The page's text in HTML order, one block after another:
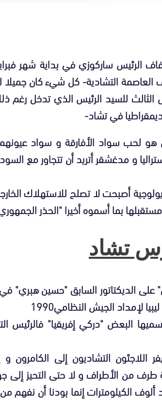
الرئيس ساركوزي في بداية شهر
التشادية- كل شيء كان جميلا
للسيد الرئيس الذي تدخل رغم
في تشاد-
لحب سواد الأفارقة و سواد عيونهم
و مدغشقر أتريد أن تتجاور مع
أصبحت لا تصلح للاستهلاك
بما أسموه أخيرا "الحذر
تشاد
على الديكتاتور السابق "حسين هبري"
لإمداد الجيش النظامي1990
البعض "دركي إفريقيا" فالرئيس
اللاجئون التشاديون إلى الكامرون
طرف من الأطراف و لا حتى التحيز إلى
الكيلومترات إنما بودنا أن نفهم